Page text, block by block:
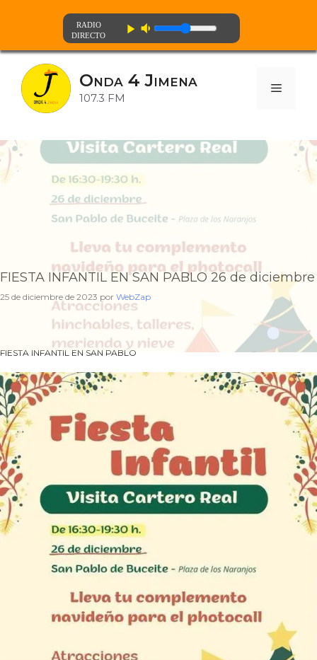
Saltar
contenido
play_arrow volume_down
Onda 4 Jimena
107.3 FM
Menú
FIESTA INFANTIL EN SAN PABLO 26 de diciembre
25 de diciembre de 2023 por WebZap
FIESTA INFANTIL EN SAN PABLO